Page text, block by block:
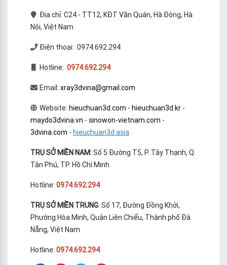
Địa chỉ: C24 - TT12, KĐT Văn Quán, Hà Đông, Hà
Nội, Việt Nam
Điện thoại: 0974.692.294
Hotline: 0974.692.294
Email: xray3dvina@gmail.com
Website: hieuchuan3d.com - hieuchuan3d.kr-
maydo3dvina.vn - sinowon-vietnam.com -
3dvina.com - hieuchuan3d.asia
TRỤ SỞ MIỀN NAM:Số 5 Đường T5, P. Tây Thạnh, Q.
Tân Phú, TP. Hồ Chí Minh
Hotline: 0974.692.294
TRỤ SỞ MIỀN TRUNG: Số 17, Đường Đồng Khởi,
Phường Hòa Minh, Quận Liên Chiểu, Thành phố Đà
Nẵng, Việt Nam
Hotline: 0974.692.294